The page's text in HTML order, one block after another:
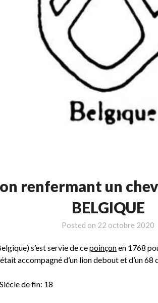
renfermant un
BELGIQUE
Posted on 22 octobre 2020
s’est servie de cepoinçonen 1768
était accompagné d’un lion debout et d’un 68
de fin: 18